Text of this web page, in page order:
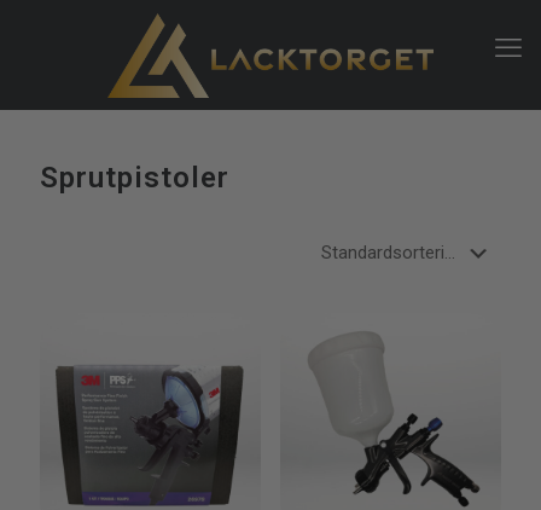
Sprutpistoler